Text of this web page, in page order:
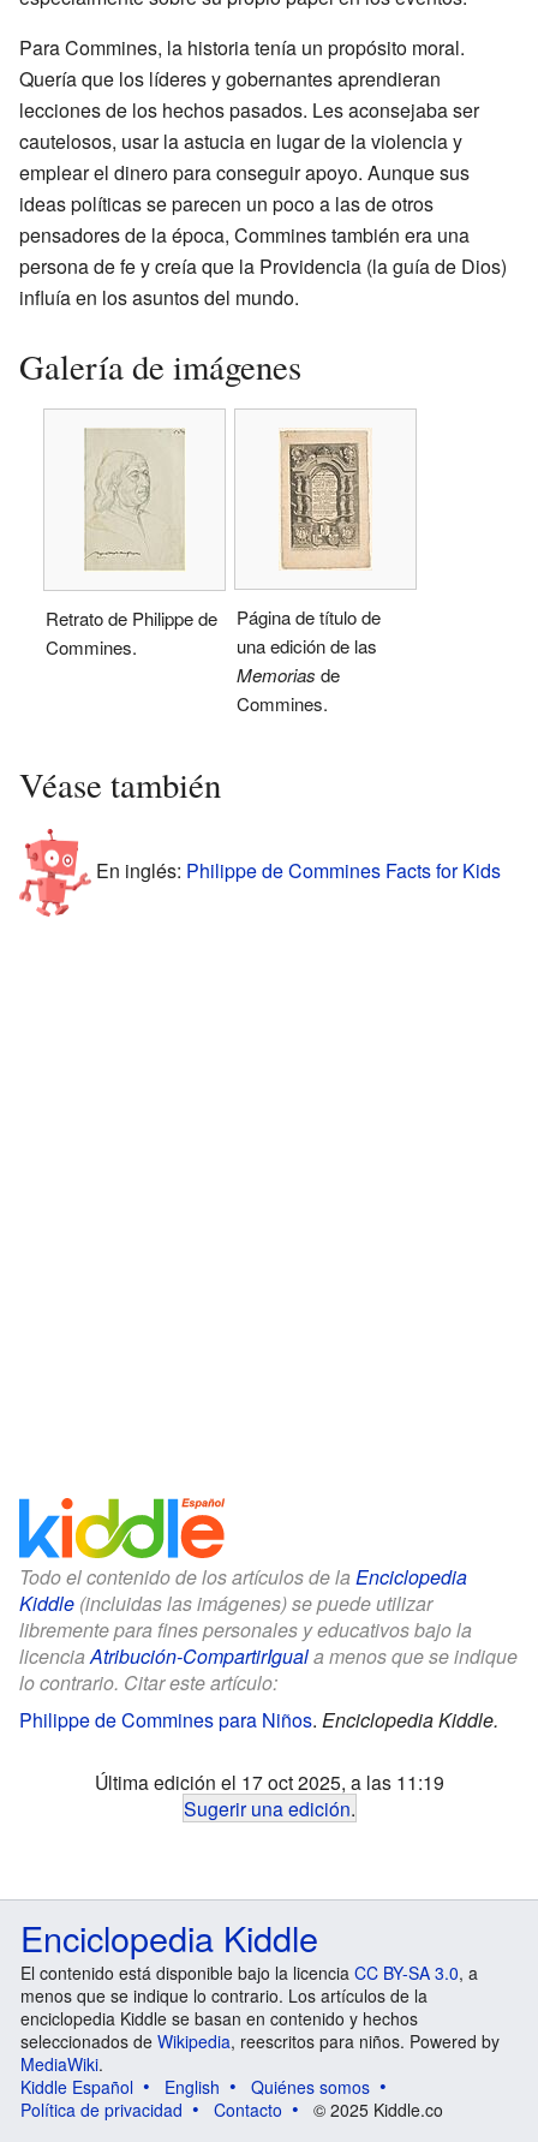
Para Commines, la historia tenía un propósito moral.
Quería que los líderes y gobernantes aprendieran
lecciones de los hechos pasados. Les aconsejaba ser
cautelosos, usar la astucia en lugar de la violencia y
emplear el dinero para conseguir apoyo. Aunque sus
ideas políticas se parecen un poco a las de otros
pensadores de la época, Commines también era una
persona de fe y creía que la Providencia (la guía de Dios)
influía en los asuntos del mundo.
Galería de imágenes
Retrato de Philippe de
Commines.
Página de título de
una edición de las
Memorias de
Commines.
Véase también
En inglés: Philippe de Commines Facts for Kids
Todo el contenido de los artículos de la Enciclopedia
Kiddle (incluidas las imágenes) se puede utilizar
libremente para fines personales y educativos bajo la
licencia Atribución-CompartirIguala menos que se indique
lo contrario. Citar este artículo:
Philippe de Commines para Niños. Enciclopedia Kiddle.
Última edición el 17 oct 2025, a las 11:19
Sugerir una edición.
Enciclopedia Kiddle
El contenido está disponible bajo la licencia CC BY-SA 3.0, a
menos que se indique lo contrario. Los artículos de la
enciclopedia Kiddle se basan en contenido y hechos
seleccionados de Wikipedia, reescritos para niños. Powered by
MediaWiki.
Kiddle Español
English
Quiénes somos
Política de privacidad
Contacto © 2025 Kiddle.co